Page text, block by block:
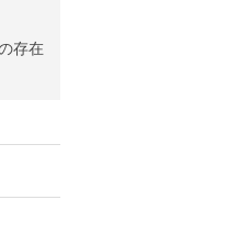
存在